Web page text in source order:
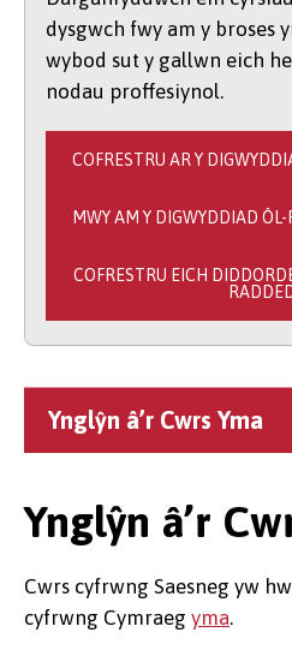
dysgwch fwy am y broses
wybod sut y gallwn eich
nodau proffesiynol.
COFRESTRU AR Y
MWY AM Y DIGWYDDIAD
COFRESTRU EICH
Ynglŷn â’r Cwrs Yma
Ynglŷn â’r
Cwrs cyfrwng Saesneg yw
cyfrwng Cymraeg yma.